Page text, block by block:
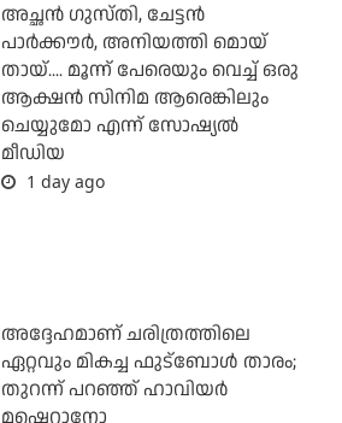
അച്ഛന്‍ ഗുസ്തി, ചേട്ടന്‍
പാര്‍ക്കൗര്‍, അനിയത്തി മൊയ്
തായ്.... മൂന്ന് പേരെയും വെച്ച് ഒരു
ആക്ഷന്‍ സിനിമ ആരെങ്കിലും
ചെയ്യുമോ എന്ന് സോഷ്യല്‍
മീഡിയ
1 day ago
അദ്ദേഹമാണ് ചരിത്രത്തിലെ
ഏറ്റവും മികച്ച ഫുട്‌ബോള്‍ താരം;
തുറന്ന് പറഞ്ഞ് ഹാവിയര്‍